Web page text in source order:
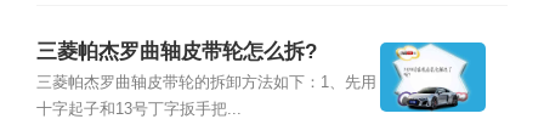
三菱帕杰罗曲轴皮带轮怎么拆?
三菱帕杰罗曲轴皮带轮的拆卸方法如下：1、先用
十字起子和13号丁字扳手把...